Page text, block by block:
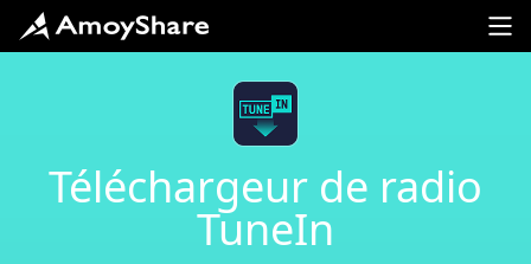
Téléchargeur de radio
TuneIn